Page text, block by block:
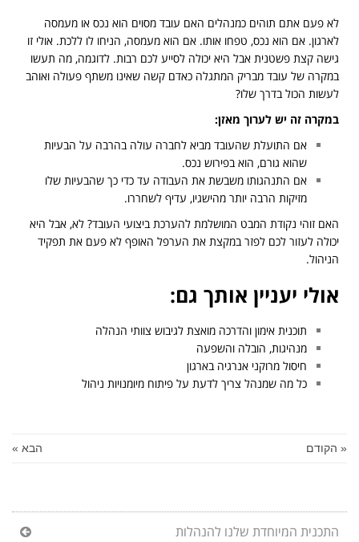
לא פעם אתם תוהים כמנהלים האם עובד מסוים הוא נכס או מעמסה
לארגון. אם הוא נכס, טפחו אותו. אם הוא מעמסה, הניחו לו ללכת. אולי זו
גישה קצת פשטנית אבל היא יכולה לסייע לכם רבות. לדוגמה, מה תעשו
במקרה של עובד מבריק המתגלה כאדם קשה שאינו משתף פעולה ואוהב
לעשות הכול בדרך שלו?
במקרה זה יש לערוך מאזן:
אם התועלת שהעובד מביא לחברה עולה בהרבה על הבעיות
שהוא גורם, הוא בפירוש נכס.
אם התנהגותו משבשת את העבודה עד כדי כך שהבעיות שלו
מזיקות הרבה יותר מהישגיו, עדיף לשחררו.
האם זוהי נקודת המבט המושלמת להערכת ביצועי העובד? לא, אבל היא
יכולה לעזור לכם לפזר במקצת את הערפל האופף לא פעם את תפקיד
הניהול.
אולי יעניין אותך גם:
תוכנית אימון והדרכה מואצת לגיבוש צוותי הנהלה
מנהיגות, הובלה והשפעה
חיסול מרוקני אנרגיה בארגון
כל מה שמנהל צריך לדעת על פיתוח מיומנויות ניהול
« הקודם הבא »
התכנית המיוחדת שלנו להנהלות